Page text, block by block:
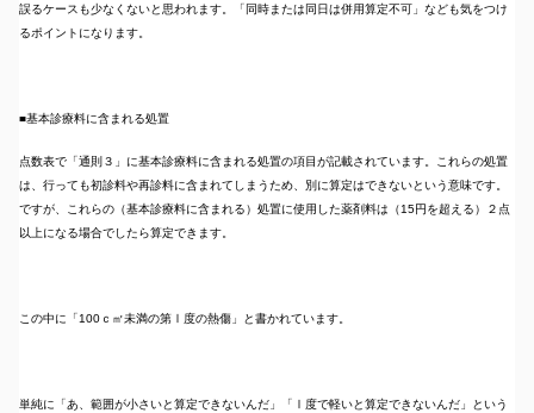
誤るケースも少なくないと思われます。「同時または同日は併用算定不可」なども気をつけ
るポイントになります。
■基本診療料に含まれる処置
点数表で「通則３」に基本診療料に含まれる処置の項目が記載されています。これらの処置
は、行っても初診料や再診料に含まれてしまうため、別に算定はできないという意味です。
ですが、これらの（基本診療料に含まれる）処置に使用した薬剤料は（15円を超える）２点
以上になる場合でしたら算定できます。
この中に「100ｃ㎡未満の第Ⅰ度の熱傷」と書かれています。
単純に「あ、範囲が小さいと算定できないんだ」「Ⅰ度で軽いと算定できないんだ」という